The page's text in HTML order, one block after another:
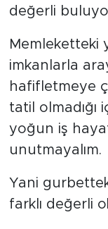
değerli
Memleketteki
imkanlarla
hafifletmeye
tatil
yoğun iş
unutmayalım.
Yani
farklı değerli